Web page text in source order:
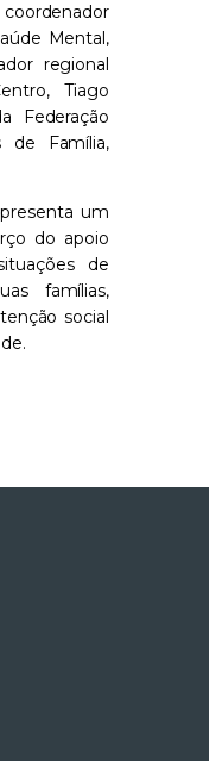
Mental,
regional
Tiago
Federação
de Família,
um
do apoio
de
famílias,
social